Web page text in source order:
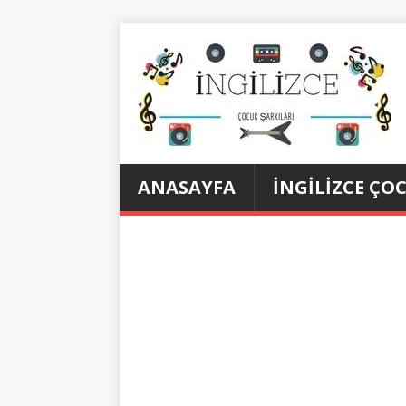
ANASAYFA İNGILIZCE